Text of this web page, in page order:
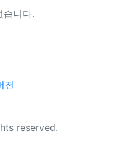
습니다.
전
reserved.